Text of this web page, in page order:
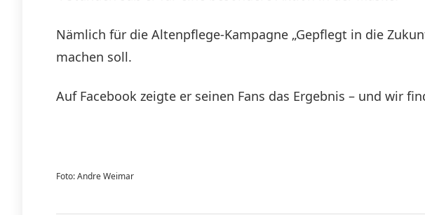
Nämlich für die Altenpflege-Kampagne „Gepflegt in die
machen soll.
Auf Facebook zeigte er seinen Fans das Ergebnis – und wir
Foto: Andre Weimar